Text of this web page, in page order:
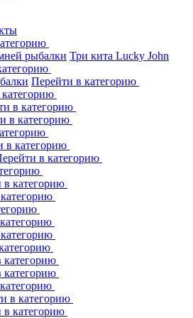
рыбалки Три кита Lucky John
Перейти в категорию
в категорию
в категорию
в категорию
в категорию
в категорию
категорию
категорию
в категорию
в категорию